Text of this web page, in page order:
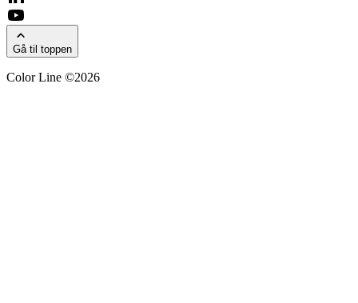
Gå til toppen
Color Line ©2026